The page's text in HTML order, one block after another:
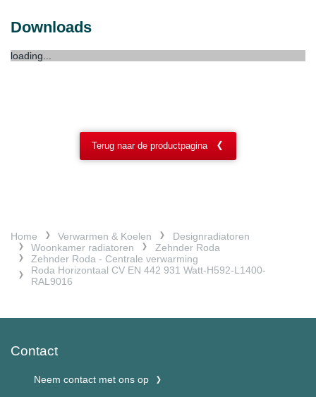
Downloads
loading...
Terug naar de productpagina
Home Verwarmen & Koelen
Designradiatoren
Woonkamer radiatoren
Zehnder Roda
Zehnder Roda - Centrale verwarming
Roda Horizontaal CV EN 442 931 Watt-H592-L1400-
RAL9016
Contact
Neem contact met ons op